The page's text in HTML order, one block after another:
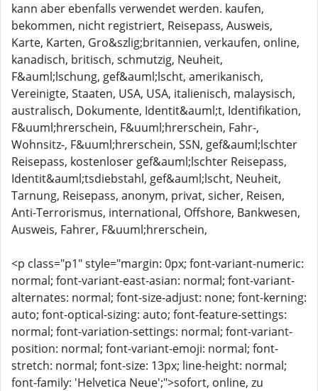
kann aber ebenfalls verwendet werden. kaufen,
bekommen, nicht registriert, Reisepass, Ausweis,
Karte, Karten, Gro&szlig;britannien, verkaufen, online,
kanadisch, britisch, schmutzig, Neuheit,
F&auml;lschung, gef&auml;lscht, amerikanisch,
Vereinigte, Staaten, USA, USA, italienisch, malaysisch,
australisch, Dokumente, Identit&auml;t, Identifikation,
F&uuml;hrerschein, F&uuml;hrerschein, Fahr-,
Wohnsitz-, F&uuml;hrerschein, SSN, gef&auml;lschter
Reisepass, kostenloser gef&auml;lschter Reisepass,
Identit&auml;tsdiebstahl, gef&auml;lscht, Neuheit,
Tarnung, Reisepass, anonym, privat, sicher, Reisen,
Anti-Terrorismus, international, Offshore, Bankwesen,
Ausweis, Fahrer, F&uuml;hrerschein,
<p class="p1" style="margin: 0px; font-variant-numeric:
normal; font-variant-east-asian: normal; font-variant-
alternates: normal; font-size-adjust: none; font-kerning:
auto; font-optical-sizing: auto; font-feature-settings:
normal; font-variation-settings: normal; font-variant-
position: normal; font-variant-emoji: normal; font-
stretch: normal; font-size: 13px; line-height: normal;
font-family: 'Helvetica Neue';">sofort, online, zu